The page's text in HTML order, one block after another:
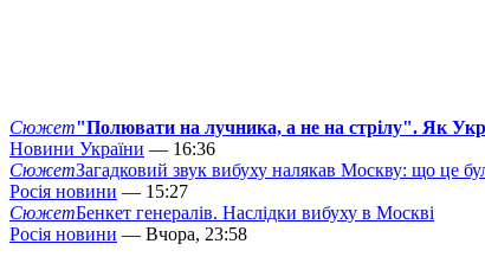
Сюжет"Полювати на лучника, а не на стрілу". Як
Новини України — 16:36
СюжетЗагадковий звук вибуху налякав Москву: що це
Росія новини — 15:27
СюжетБенкет генералів. Наслідки вибуху в Москві
Росія новини — Вчора, 23:58